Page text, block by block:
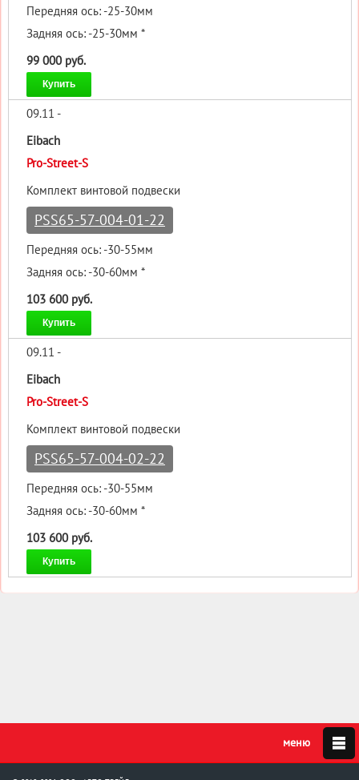
Передняя ось: -25-30мм
Задняя ось: -25-30мм *
99 000 руб.
Купить
09.11 -
Eibach
Pro-Street-S
Комплект винтовой подвески
PSS65-57-004-01-22
Передняя ось: -30-55мм
Задняя ось: -30-60мм *
103 600 руб.
Купить
09.11 -
Eibach
Pro-Street-S
Комплект винтовой подвески
PSS65-57-004-02-22
Передняя ось: -30-55мм
Задняя ось: -30-60мм *
103 600 руб.
Купить